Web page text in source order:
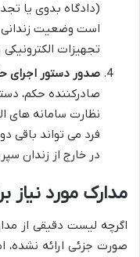
(دادگاه بدوی یا
است وضعیت زندانی
تجهیزات الکترونیکی
صدور دستور اجرای
صادرکننده حکم،
نظارت سامانه های
فرد می تواند باقی
در خارج از زندان
مدارک مورد نیاز
اگرچه لیست دقیقی از
صورت جزئی ارائه نشده،